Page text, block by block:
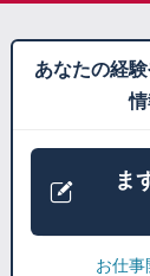
あなたの経
ま
お仕事